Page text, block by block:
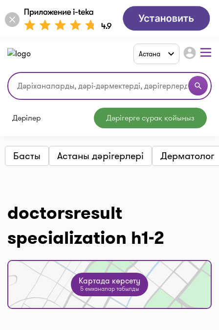
search
Астана account_circle
Дәрілер Дәрігерге сұрақ қойыңыз
Басты Астаны дәрігерлері Дерматолог
doctorsresult
specialization h1-2
Картада көрсету
5 емханалар табылды